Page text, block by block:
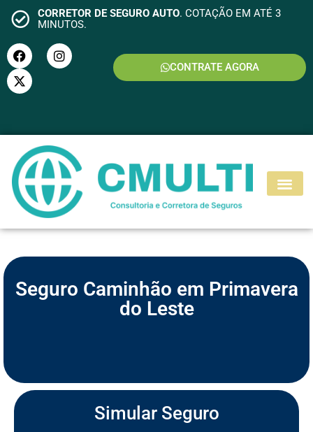
CORRETOR DE SEGURO AUTO. COTAÇÃO EM ATÉ 3
MINUTOS.
CONTRATE AGORA
SEGURO MOTO
Seguro Caminhão em Primavera
do Leste
Simular Seguro